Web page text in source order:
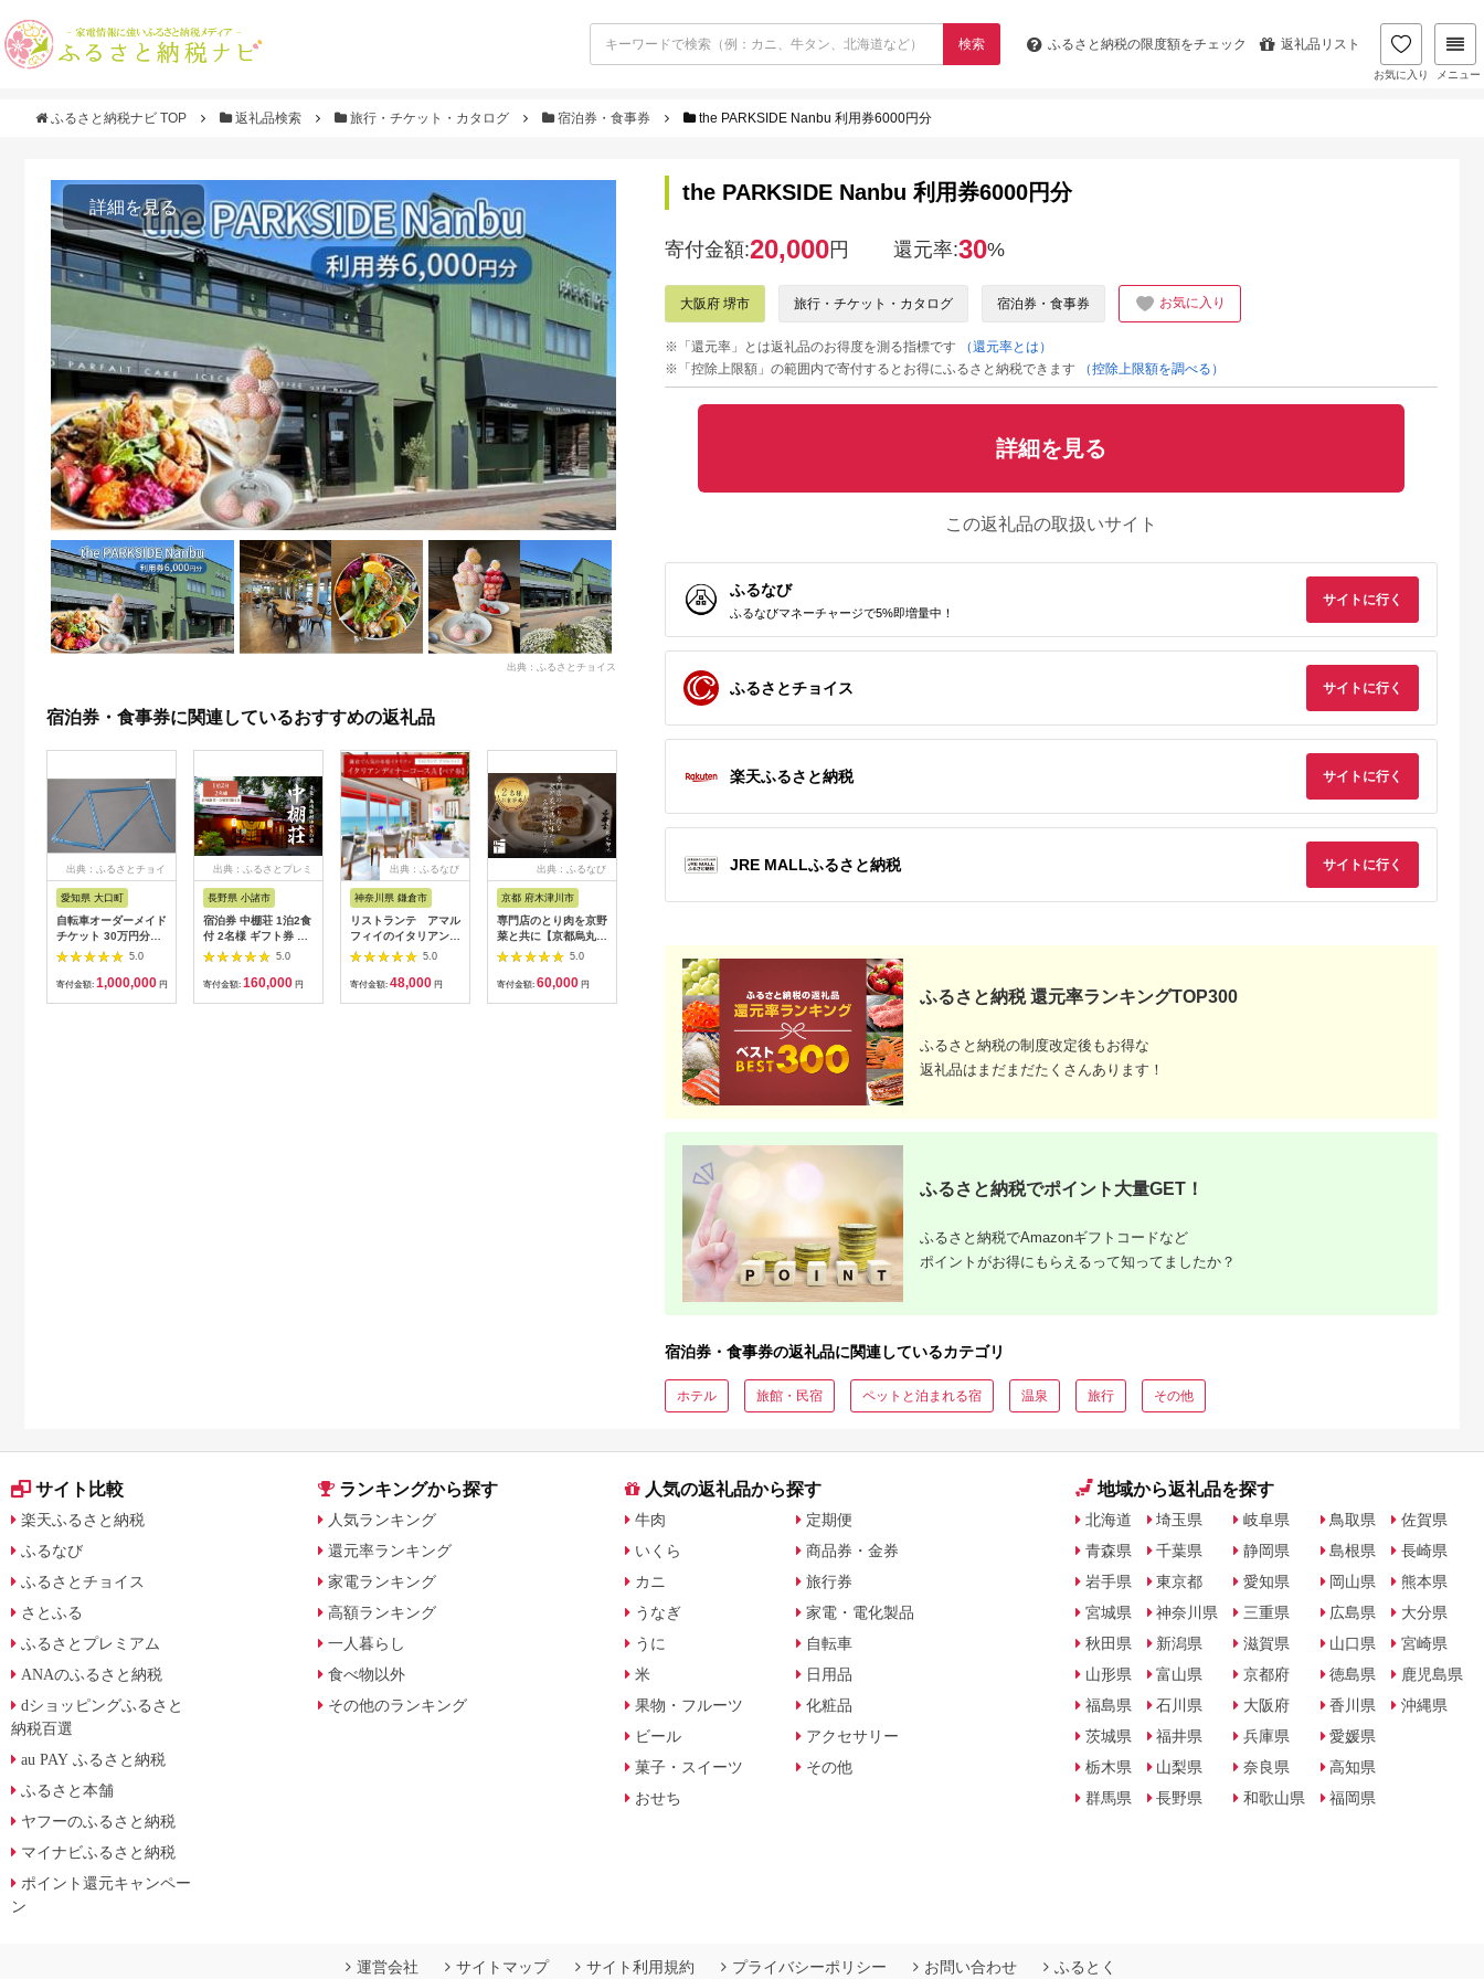
検索 ふるさと納税の限度額をチェック 返礼品リスト
お気に入り メニュー
ふるさと納税ナビ TOP 返礼品検索 旅行・チケット・カタログ 宿泊券・食事券 the PARKSIDE Nanbu 利用券6000円分
詳細を見る
出典：ふるさとチョイス
宿泊券・食事券に関連しているおすすめの返礼品
出典：ふるさとチョイ
愛知県 大口町
自転車オーダーメイド
チケット 30万円分
【1360365】
5.0
寄付金額: 1,000,000 円
出典：ふるさとプレミ
長野県 小諸市
宿泊券 中棚荘 1泊2食
付 2名様 ギフト券 チ
ケット 券 宿泊 旅行
5.0
寄付金額: 160,000 円
出典：ふるなび
神奈川県 鎌倉市
リストランテ アマル
フィイのイタリアンデ
ィナーコースA ペア
5.0
寄付金額: 48,000 円
出典：ふるなび
京都 府木津川市
専門店のとり肉を京野
菜と共に【京都烏丸御
池】で味わう2名様焼
鳥コースお食事券
064-15
5.0
寄付金額: 60,000 円
出典：ふるなび
リゾート】
5.0
50,000
出典：ふるなび
5.0
14,000円
ップ ゼクシオ スリク
アイアン ドライバー
ハイブリッド ウエッ
出典：ふるさとプレミ
出典：ふるさとプレ
the PARKSIDE Nanbu 利用券6000円分
寄付金額:20,000円 還元率:30%
大阪府 堺市 旅行・チケット・カタログ 宿泊券・食事券 お気に入り
※「還元率」とは返礼品のお得度を測る指標です
（還元率とは）
※「控除上限額」の範囲内で寄付するとお得にふるさと納税できます
（控除上限額を調べる）
詳細を見る
この返礼品の取扱いサイト
ふるなび
ふるなびマネーチャージで5%即増量中！
サイトに行く
ふるさとチョイス サイトに行く
楽天ふるさと納税 サイトに行く
JRE MALLふるさと納税 サイトに行く
ふるさと納税 還元率ランキングTOP300
ふるさと納税の制度改定後もお得な
返礼品はまだまだたくさんあります！
ふるさと納税でポイント大量GET！
ふるさと納税でAmazonギフトコードなど
ポイントがお得にもらえるって知ってましたか？
宿泊券・食事券の返礼品に関連しているカテゴリ
ホテル 旅館・民宿 ペットと泊まれる宿 温泉 旅行 その他
サイト比較
楽天ふるさと納税
ふるなび
ふるさとチョイス
さとふる
ふるさとプレミアム
ANAのふるさと納税
dショッピングふるさと
納税百選
au PAY ふるさと納税
ふるさと本舗
ヤフーのふるさと納税
マイナビふるさと納税
ポイント還元キャンペー
ン
ランキングから探す
人気ランキング
還元率ランキング
家電ランキング
高額ランキング
一人暮らし
食べ物以外
その他のランキング
人気の返礼品から探す
牛肉
いくら
カニ
うなぎ
うに
米
果物・フルーツ
ビール
菓子・スイーツ
おせち
定期便
商品券・金券
旅行券
家電・電化製品
自転車
日用品
化粧品
アクセサリー
その他
地域から返礼品を探す
北海道
青森県
岩手県
宮城県
秋田県
山形県
福島県
茨城県
栃木県
群馬県
埼玉県
千葉県
東京都
神奈川県
新潟県
富山県
石川県
福井県
山梨県
長野県
岐阜県
静岡県
愛知県
三重県
滋賀県
京都府
大阪府
兵庫県
奈良県
和歌山県
鳥取県
島根県
岡山県
広島県
山口県
徳島県
香川県
愛媛県
高知県
福岡県
佐賀県
長崎県
熊本県
大分県
宮崎県
鹿児島県
沖縄県
運営会社 サイトマップ サイト利用規約 プライバシーポリシー お問い合わせ ふるとく